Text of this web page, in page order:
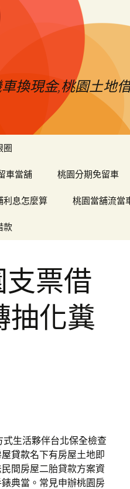
換現金,桃園土地
圈
車當舖 桃園分期免留車
利息怎麼算 桃園當舖流當
款
支票借
抽化糞
式生活夥伴台北保全檢查
貸款名下有房屋土地即
間房屋二胎貸款方案資
典當。常見申辦桃園房